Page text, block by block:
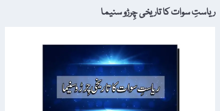
ریاستِ سوات کا تاریخی چِرڑو سنیما